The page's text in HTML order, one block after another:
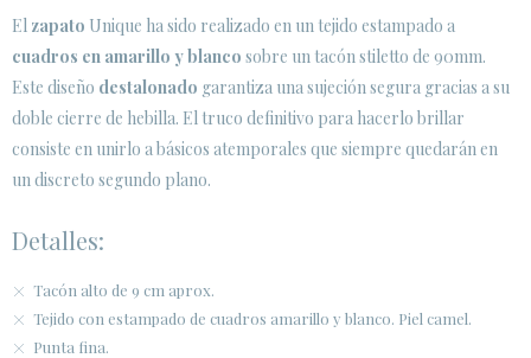
     
ÁREA DE CLIENTES B2B
SECURE WEB SSL CERTIFICATE
El zapato Unique ha sido realizado en un tejido estampado a
cuadros en amarillo y blanco sobre un tacón stiletto de 90mm.
Este diseño destalonado garantiza una sujeción segura gracias a su
doble cierre de hebilla. El truco definitivo para hacerlo brillar
consiste en unirlo a básicos atemporales que siempre quedarán en
un discreto segundo plano.
Detalles:
Tacón alto de 9 cm aprox.
Tejido con estampado de cuadros amarillo y blanco. Piel camel.
Punta fina.